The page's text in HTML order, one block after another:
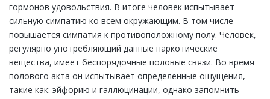
гормонов удовольствия. В итоге человек испытывает
сильную симпатию ко всем окружающим. В том числе
повышается симпатия к противоположному полу. Человек,
регулярно употребляющий данные наркотические
вещества, имеет беспорядочные половые связи. Во время
полового акта он испытывает определенные ощущения,
такие как: эйфорию и галлюцинации, однако запомнить